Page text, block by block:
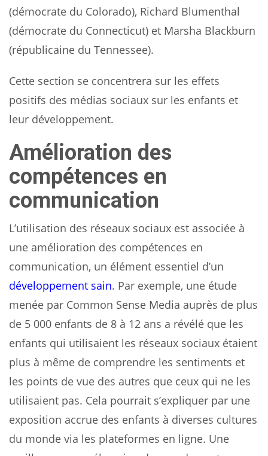
(démocrate du Colorado), Richard Blumenthal
(démocrate du Connecticut) et Marsha Blackburn
(républicaine du Tennessee).
Cette section se concentrera sur les effets
positifs des médias sociaux sur les enfants et
leur développement.
Amélioration des
compétences en
communication
L’utilisation des réseaux sociaux est associée à
une amélioration des compétences en
communication, un élément essentiel d’un
développement sain. Par exemple, une étude
menée par Common Sense Media auprès de plus
de 5 000 enfants de 8 à 12 ans a révélé que les
enfants qui utilisaient les réseaux sociaux étaient
plus à même de comprendre les sentiments et
les points de vue des autres que ceux qui ne les
utilisaient pas. Cela pourrait s’expliquer par une
exposition accrue des enfants à diverses cultures
du monde via les plateformes en ligne. Une